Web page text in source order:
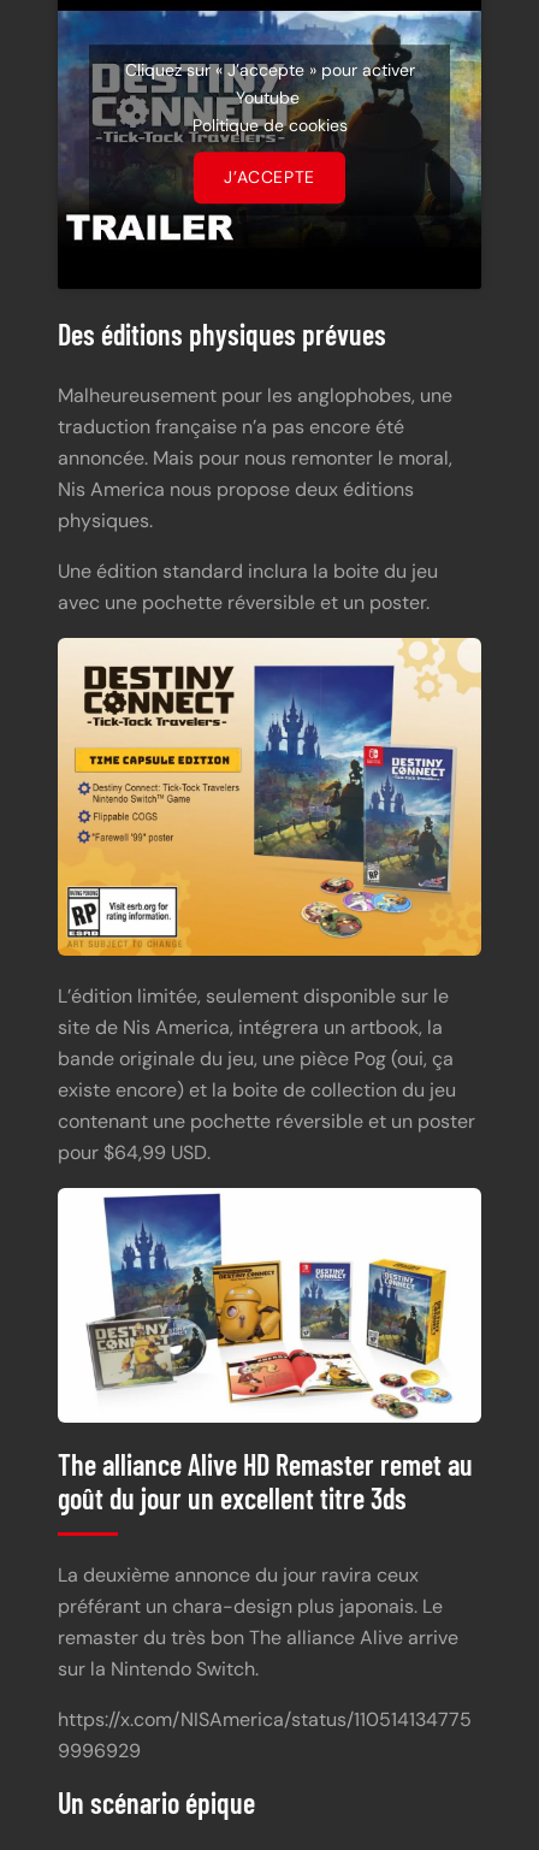
Cliquez sur « J’accepte » pour activer
Youtube
Politique de cookies
J’ACCEPTE
Des éditions physiques prévues
Malheureusement pour les anglophobes, une
traduction française n’a pas encore été
annoncée. Mais pour nous remonter le moral,
Nis America nous propose deux éditions
physiques.
Une édition standard inclura la boite du jeu
avec une pochette réversible et un poster.
L’édition limitée, seulement disponible sur le
site de Nis America, intégrera un artbook, la
bande originale du jeu, une pièce Pog (oui, ça
existe encore) et la boite de collection du jeu
contenant une pochette réversible et un poster
pour $64,99 USD.
The alliance Alive HD Remaster remet au
goût du jour un excellent titre 3ds
La deuxième annonce du jour ravira ceux
préférant un chara-design plus japonais. Le
remaster du très bon The alliance Alive arrive
sur la Nintendo Switch.
https://x.com/NISAmerica/status/110514134775
9996929
Un scénario épique